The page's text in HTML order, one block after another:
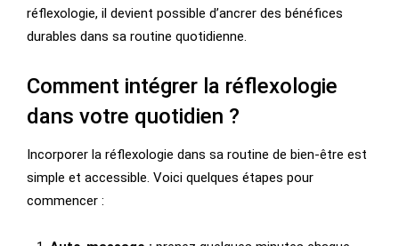
réflexologie, il devient possible d’ancrer des bénéfices
durables dans sa routine quotidienne.
Comment intégrer la réflexologie
dans votre quotidien ?
Incorporer la réflexologie dans sa routine de bien-être est
simple et accessible. Voici quelques étapes pour
commencer :